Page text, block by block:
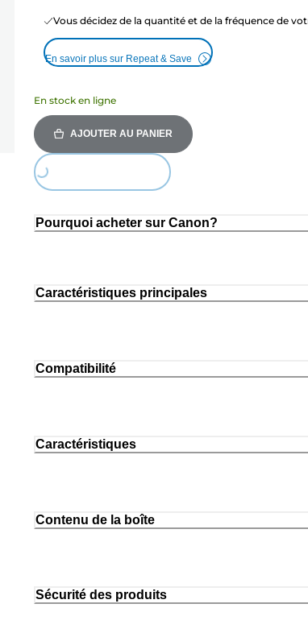
Vous décidez de la quantité et de la fréquence de
En savoir plus sur Repeat & Save
En stock en ligne
AJOUTER AU PANIER
Loading...
Pourquoi acheter sur Canon?
Caractéristiques principales
Compatibilité
Caractéristiques
Contenu de la boîte
Sécurité des produits